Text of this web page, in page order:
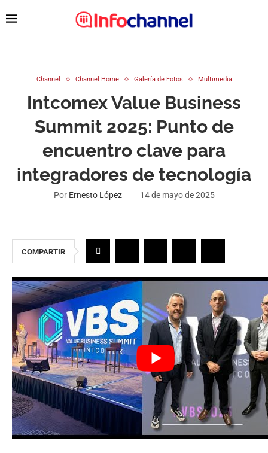
Channel Channel Home Galería de Fotos Multimedia
Intcomex Value Business
Summit 2025: Punto de
encuentro clave para
integradores de tecnología
Por Ernesto López 14 de mayo de 2025
COMPARTIR